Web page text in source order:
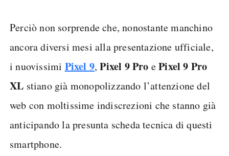
Perciò non sorprende che, nonostante manchino
ancora diversi mesi alla presentazione ufficiale,
i nuovissimi Pixel 9,Pixel 9 Pro ePixel 9 Pro
XL stiano già monopolizzando l’attenzione del
web con moltissime indiscrezioni che stanno già
anticipando la presunta scheda tecnica di questi
smartphone.